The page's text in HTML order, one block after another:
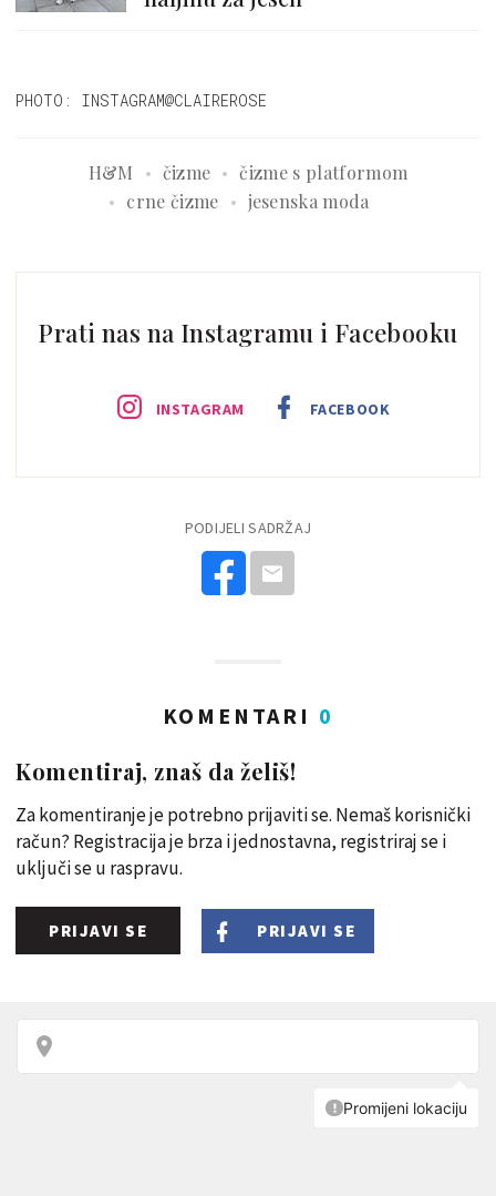
PHOTO: INSTAGRAM@CLAIREROSE
H&M čizme
čizme s platformom
crne čizme
jesenska moda
Prati nas na Instagramu i Facebooku
INSTAGRAM FACEBOOK
PODIJELI SADRŽAJ
KOMENTARI 0
Komentiraj, znaš da želiš!
Za komentiranje je potrebno prijaviti se. Nemaš korisnički
račun? Registracija je brza i jednostavna, registriraj se i
uključi se u raspravu.
PRIJAVI SE PRIJAVI SE